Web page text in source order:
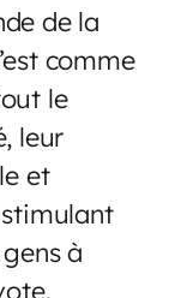
de la
comme
le
leur
et
à